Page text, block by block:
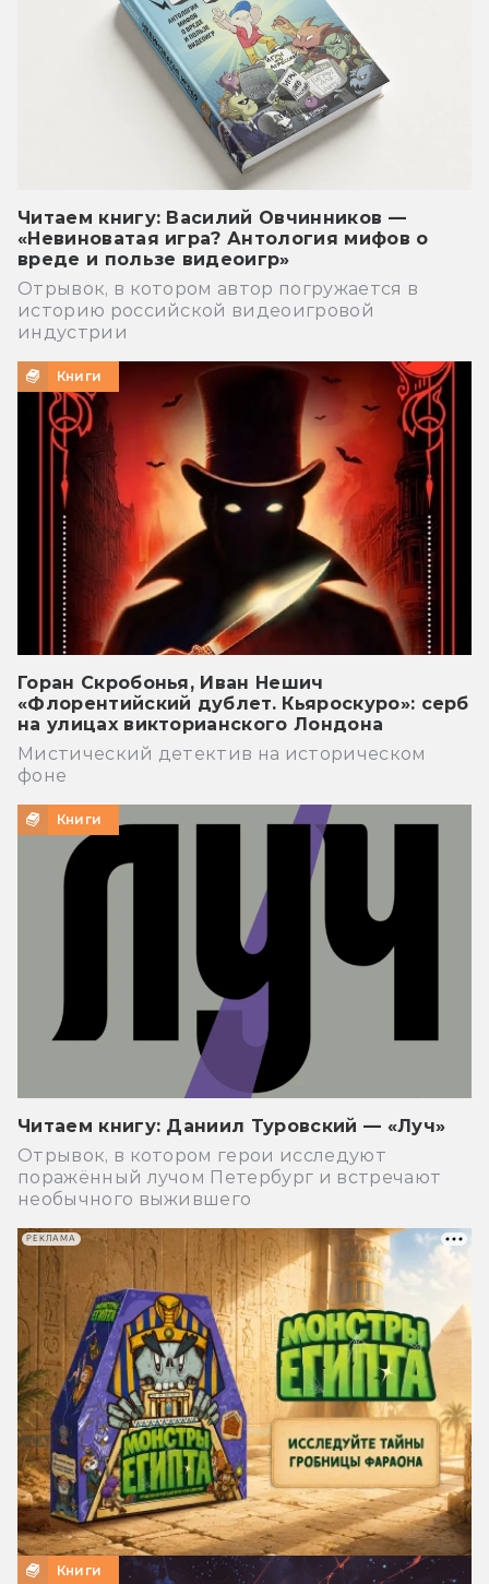
Читаем книгу: Василий Овчинников —
«Невиноватая игра? Антология мифов о
вреде и пользе видеоигр»
Отрывок, в котором автор погружается в
историю российской видеоигровой
индустрии
Книги
Горан Скробонья, Иван Нешич
«Флорентийский дублет. Кьяроскуро»: серб
на улицах викторианского Лондона
Мистический детектив на историческом
фоне
Книги
Читаем книгу: Даниил Туровский — «Луч»
Отрывок, в котором герои исследуют
поражённый лучом Петербург и встречают
необычного выжившего
Книги
РЕКЛАМА